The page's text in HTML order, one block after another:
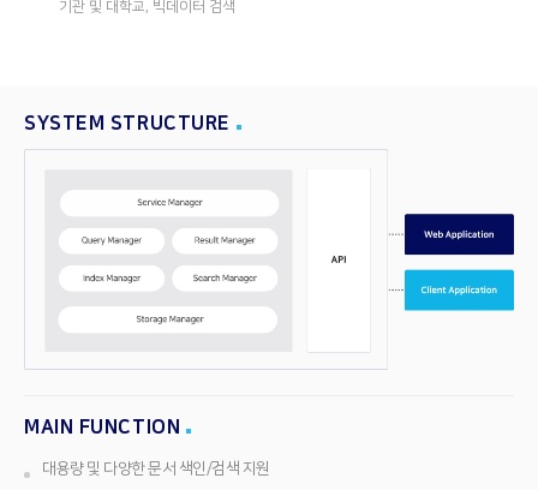
기관 및 대학교, 빅데이터 검색
SYSTEM STRUCTURE
MAIN FUNCTION
대용량 및 다양한 문서 색인/검색 지원